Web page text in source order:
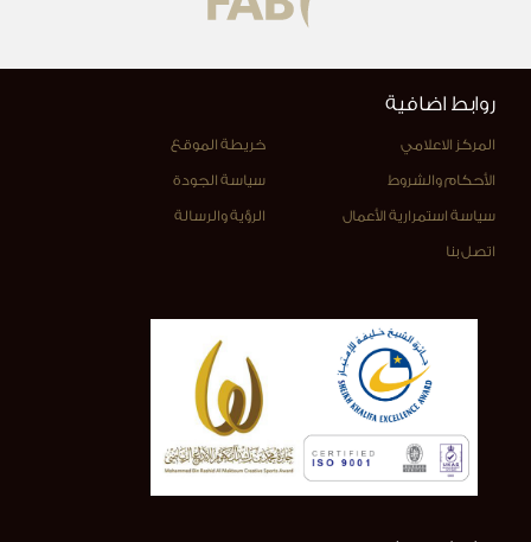
روابط اضافية
المركز الاعلامي خريطة الموقع
الأحكام والشروط سياسة الجودة
سياسة استمرارية الأعمال الرؤية والرسالة
اتصل بنا